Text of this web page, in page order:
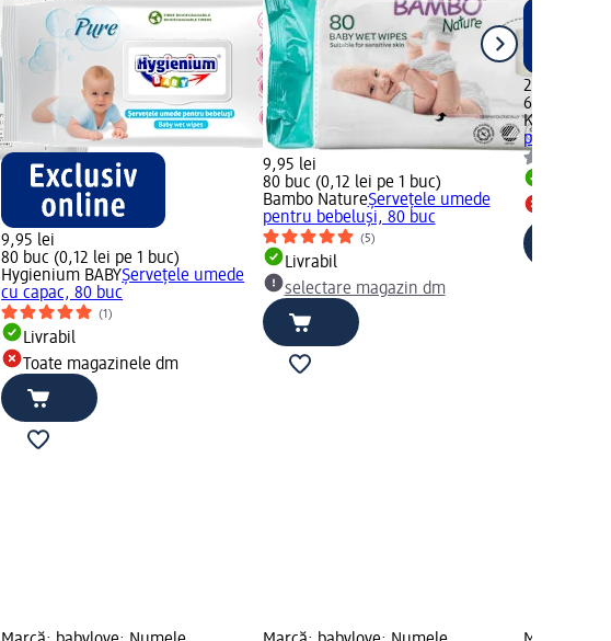
9,95 lei
80 buc (0,12 lei pe 1 buc)
Hygienium BABYȘervețele umede
cu capac, 80 buc
(1)
Livrabil
Toate magazinele dm
9,95 lei
80 buc (0,12 lei pe 1 buc)
Bambo NatureŞerveţele umede
pentru bebeluşi, 80 buc
(5)
Livrabil
selectare magazin dm
20,95 lei
60 buc
KIT&KIN
pentru